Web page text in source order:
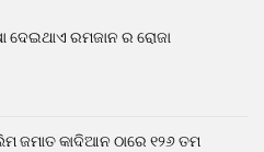
ଦେଇଥାଏ ରମଜାନ ର ରୋଜା
ଜମାତ କାଦିଆନ ଠାରେ ୧୨୬ ତମ